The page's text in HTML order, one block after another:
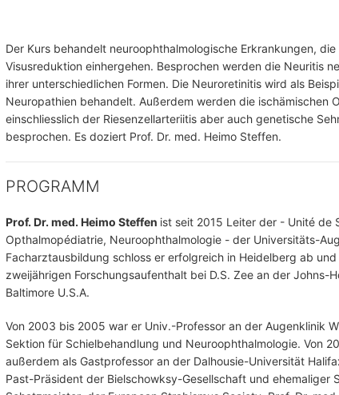
Der Kurs behandelt neuroophthalmologische Erkrankungen,
Visusreduktion einhergehen. Besprochen werden die Neuritis
ihrer unterschiedlichen Formen. Die Neuroretinitis wird als
Neuropathien behandelt. Außerdem werden die ischämischen
einschliesslich der Riesenzellarteriitis aber auch genetische
besprochen. Es doziert Prof. Dr. med. Heimo Steffen.
PROGRAMM
Prof. Dr. med. Heimo Steffen ist seit 2015 Leiter der - Unité de
Opthalmopédiatrie, Neuroophthalmologie - der Universitäts-
Facharztausbildung schloss er erfolgreich in Heidelberg ab
zweijährigen Forschungsaufenthalt bei D.S. Zee an der Johns-
Baltimore U.S.A.
Von 2003 bis 2005 war er Univ.-Professor an der Augenklinik
Sektion für Schielbehandlung und Neuroophthalmologie. Von
außerdem als Gastprofessor an der Dalhousie-Universität
Past-Präsident der Bielschowksy-Gesellschaft und ehemaliger